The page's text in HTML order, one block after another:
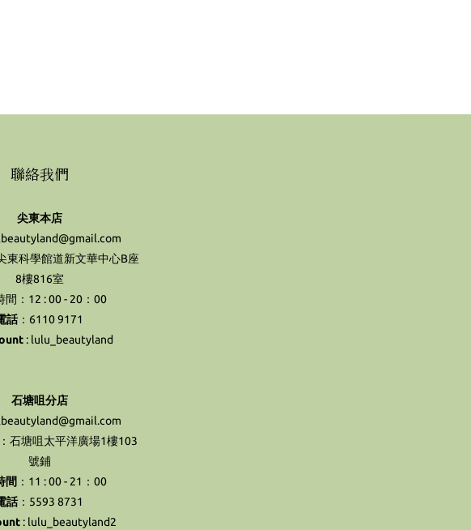
聯絡我們
尖東本店
東科學館道新文華中心B座
8樓816室
間：12 : 00 - 20：00
話：6110 9171
: lulu_beautyland
石塘咀分店
石塘咀太平洋廣場1樓103
號鋪
間 ：11 : 00 - 21：00
話：5593 8731
: lulu_beautyland2